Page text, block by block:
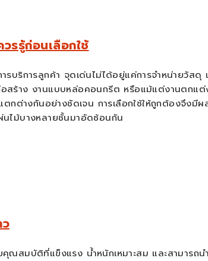
รรู้ก่อนเลือกใช้
ริการลูกค้า จุดเด่นไม่ได้อยู่แค่การจำหน่ายวัสดุ
อสร้าง งานแบบหล่อคอนกรีต หรือแม้แต่งานตกแ
กต่างกันอย่างชัดเจน การเลือกใช้ให้ถูกต้องจึง
นไม้บางหลายชั้นมาอัดซ้อนกัน
มบัติที่แข็งแรง น้ำหนักเหมาะสม และสามารถน